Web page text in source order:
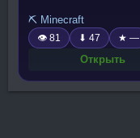
⛏️ Minecraft
👁 81 ⬇ 47 ★ —
Открыть